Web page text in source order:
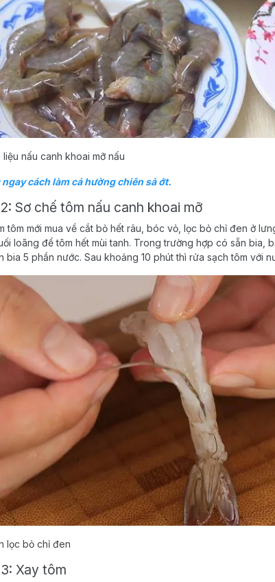
nấu canh khoai mỡ nấu
ngay cách làm cá hường chiên sả ớt.
Sơ chế tôm nấu canh khoai mỡ
tôm mới mua về cắt bỏ hết râu, bóc vỏ, lọc bỏ chỉ đen ở
loãng để tôm hết mùi tanh. Trong trường hợp có sẵn bia,
bia 5 phần nước. Sau khoảng 10 phút thì rửa sạch tôm với
lọc bỏ chỉ đen
Xay tôm